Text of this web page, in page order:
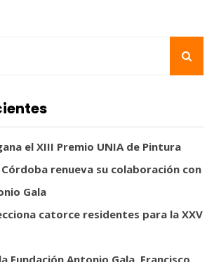
el XIII Premio UNIA de Pintura
renueva su colaboración con
Gala
catorce residentes para la XXV
Fundación Antonio Gala, Francisco